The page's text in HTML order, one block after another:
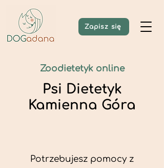
Zapisz się
Zoodietetyk online
Psi Dietetyk
Kamienna Góra
Potrzebujesz pomocy z